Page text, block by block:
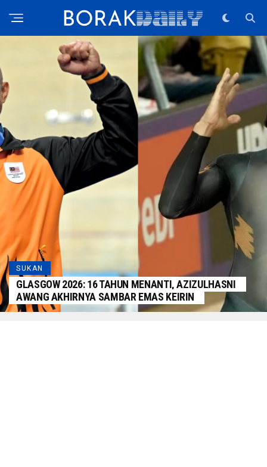
SUKAN
GLASGOW 2026: 16 TAHUN MENANTI, AZIZULHASNI
AWANG AKHIRNYA SAMBAR EMAS KEIRIN